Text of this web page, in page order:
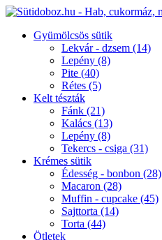
Gyümölcsös sütik
Lekvár - dzsem (14)
Lepény (8)
Pite (40)
Rétes (5)
Kelt tészták
Fánk (21)
Kalács (13)
Lepény (8)
Tekercs - csiga (31)
Krémes sütik
Édesség - bonbon (28)
Macaron (28)
Muffin - cupcake (45)
Sajttorta (14)
Torta (44)
Ötletek